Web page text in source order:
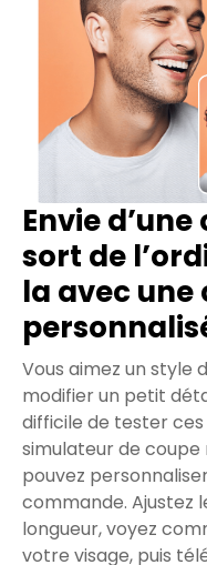
Envie
sort de
la avec
Vous aimez un style
modifier un petit
difficile de tester
simulateur de coupe
pouvez
commande. Ajustez
longueur, voyez
votre visage, puis